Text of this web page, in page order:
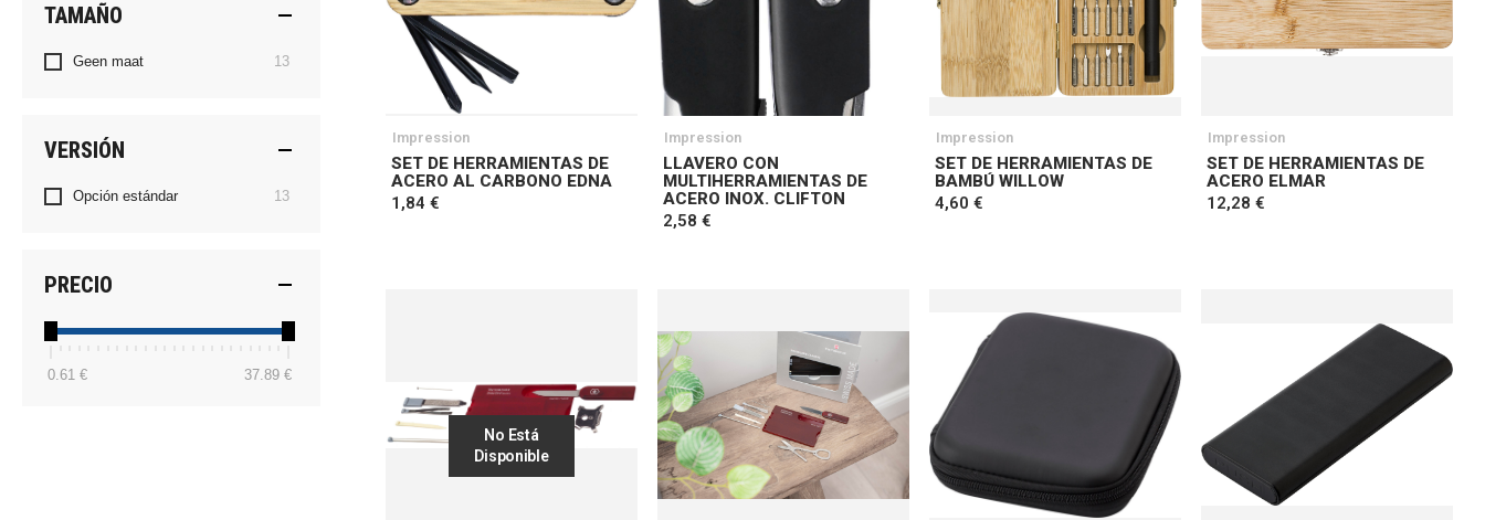
Impression
SET DE HERRAMIENTAS DE
ACERO AL CARBONO EDNA
1,84 €
Impression
LLAVERO CON
MULTIHERRAMIENTAS DE
ACERO INOX. CLIFTON
2,58 €
Impression
SET DE HERRAMIENTAS DE
BAMBÚ WILLOW
4,60 €
Impression
SET DE HERRAMIENTAS DE
ACERO ELMAR
12,28 €
No Está
Disponible
TAMAÑO
Geen maat 13artículos
VERSIÓN
Opción estándar 13artículos
PRECIO
0.61 € 37.89 €